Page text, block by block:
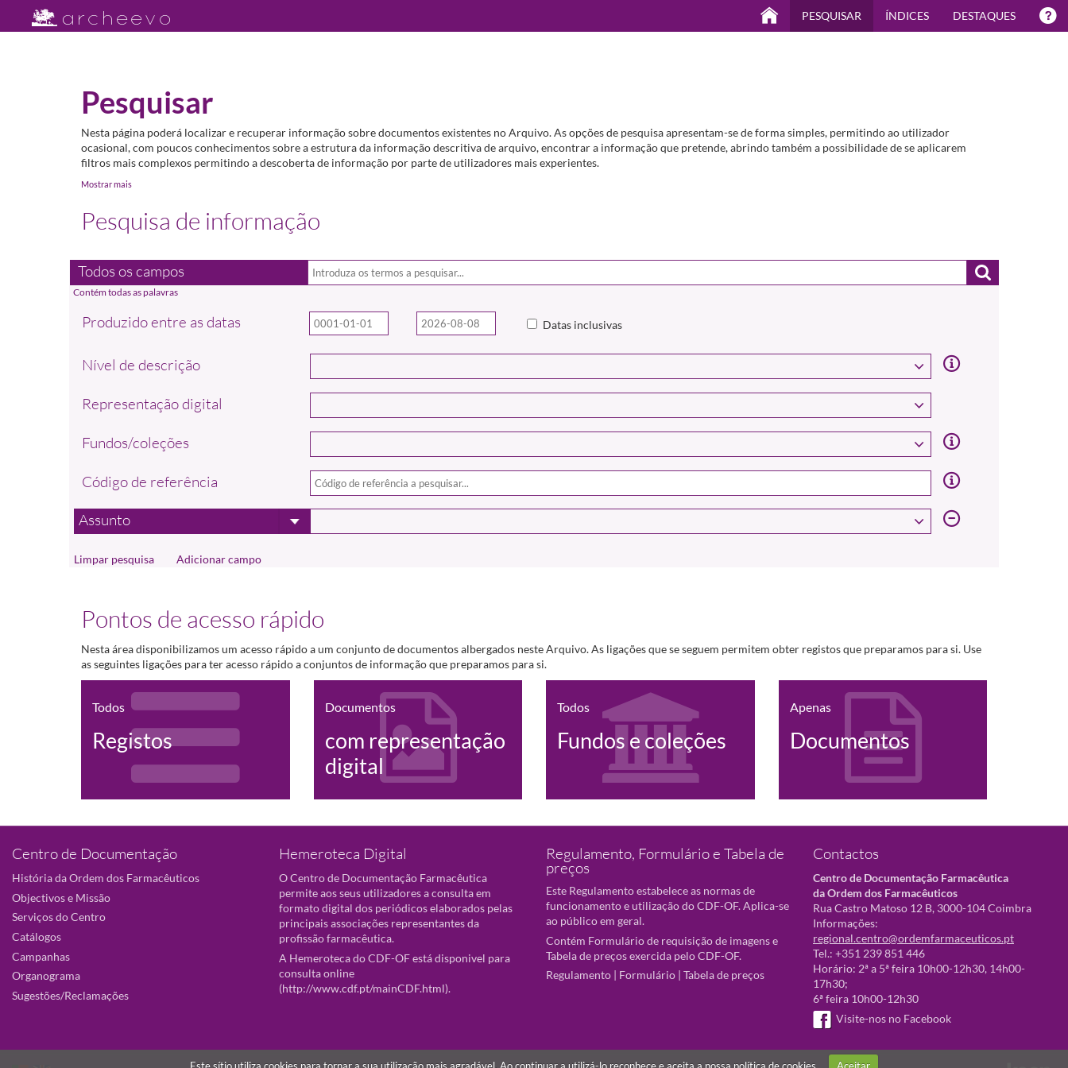
PESQUISAR ÍNDICES DESTAQUES
Pesquisar
Nesta página poderá localizar e recuperar informação sobre documentos existentes no Arquivo. As opções de pesquisa apresentam-se de forma simples, permitindo ao utilizador
ocasional, com poucos conhecimentos sobre a estrutura da informação descritiva de arquivo, encontrar a informação que pretende, abrindo também a possibilidade de se aplicarem
filtros mais complexos permitindo a descoberta de informação por parte de utilizadores mais experientes.
Mostrar mais
Pesquisa de informação
Todos os campos
Produzido entre as datas Datas inclusivas
Nível de descrição
Representação digital
Fundos/coleções
Código de referência
Assunto
Adicionar campo
Pontos de acesso rápido
Nesta área disponibilizamos um acesso rápido a um conjunto de documentos albergados neste Arquivo. As ligações que se seguem permitem obter registos que preparamos para si. Use
as seguintes ligações para ter acesso rápido a conjuntos de informação que preparamos para si.
Todos
Registos
Documentos
com representação
digital
Todos
Fundos e coleções
Apenas
Documentos
Centro de Documentação
História da Ordem dos Farmacêuticos
Objectivos e Missão
Serviços do Centro
Catálogos
Campanhas
Organograma
Sugestões/Reclamações
Hemeroteca Digital
O Centro de Documentação Farmacêutica
permite aos seus utilizadores a consulta em
formato digital dos periódicos elaborados pelas
principais associações representantes da
profissão farmacêutica.
A Hemeroteca do CDF-OF está disponivel para
consulta online
(http://www.cdf.pt/mainCDF.html).
Regulamento, Formulário e Tabela de
preços
Este Regulamento estabelece as normas de
funcionamento e utilização do CDF-OF. Aplica-se
ao público em geral.
Contém Formulário de requisição de imagens e
Tabela de preços exercida pelo CDF-OF.
Regulamento | Formulário | Tabela de preços
Contactos
Centro de Documentação Farmacêutica
da Ordem dos Farmacêuticos
Rua Castro Matoso 12 B, 3000-104 Coimbra
Informações:
regional.centro@ordemfarmaceuticos.pt
Tel.: +351 239 851 446
Horário: 2ª a 5ª feira 10h00-12h30, 14h00-
17h30;
6ª feira 10h00-12h30
Visite-nos no Facebook
Este sítio utiliza cookies para tornar a sua utilização mais agradável. Ao continuar a utilizá-lo reconhece e aceita a nossa política de cookies Aceitar